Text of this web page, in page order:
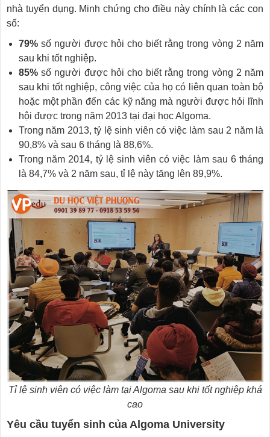
nhà tuyển dụng. Minh chứng cho điều này chính là các con
số:
79% số người được hỏi cho biết rằng trong vòng 2 năm
sau khi tốt nghiệp.
85% số người được hỏi cho biết rằng trong vòng 2 năm
sau khi tốt nghiệp, công việc của họ có liên quan toàn bộ
hoặc một phần đến các kỹ năng mà người được hỏi lĩnh
hội được trong năm 2013 tại đại học Algoma.
Trong năm 2013, tỷ lệ sinh viên có việc làm sau 2 năm là
90,8% và sau 6 tháng là 88,6%.
Trong năm 2014, tỷ lệ sinh viên có việc làm sau 6 tháng
là 84,7% và 2 năm sau, tỉ lệ này tăng lên 89,9%.
Tỉ lệ sinh viên có việc làm tại Algoma sau khi tốt nghiệp khá
cao
Yêu cầu tuyển sinh của Algoma University